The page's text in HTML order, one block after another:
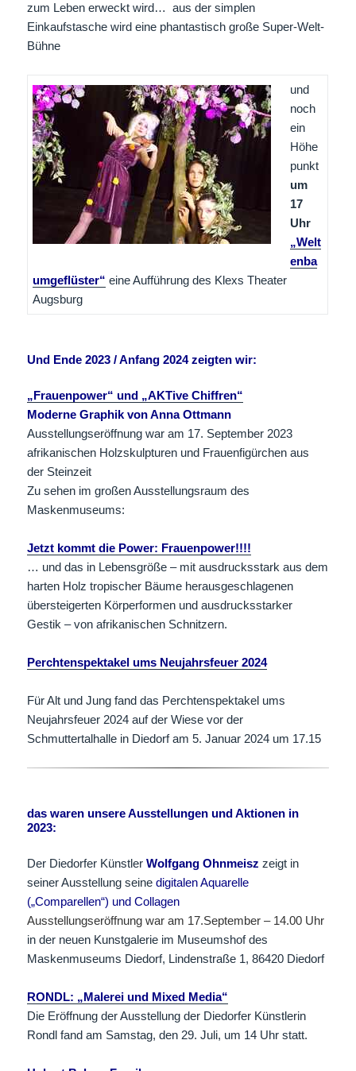
zum Leben erweckt wird… aus der simplen
Einkaufstasche wird eine phantastisch große Super-Welt-
Bühne
und
noch
ein
Höhe
punkt
um
17
Uhr
„Welt
enba
umgeflüster“ eine Aufführung des Klexs Theater
Augsburg
Und Ende 2023 / Anfang 2024 zeigten wir:
„Frauenpower“ und „AKTive Chiffren“
Moderne Graphik von Anna Ottmann
Ausstellungseröffnung war am 17. September 2023
afrikanischen Holzskulpturen und Frauenfigürchen aus
der Steinzeit
Zu sehen im großen Ausstellungsraum des
Maskenmuseums:
Jetzt kommt die Power: Frauenpower!!!!
… und das in Lebensgröße – mit ausdrucksstark aus dem
harten Holz tropischer Bäume herausgeschlagenen
übersteigerten Körperformen und ausdrucksstarker
Gestik – von afrikanischen Schnitzern.
Perchtenspektakel ums Neujahrsfeuer 2024
Für Alt und Jung fand das Perchtenspektakel ums
Neujahrsfeuer 2024 auf der Wiese vor der
Schmuttertalhalle in Diedorf am 5. Januar 2024 um 17.15
das waren unsere Ausstellungen und Aktionen in
2023:
Der Diedorfer KünstlerWolfgang Ohnmeisz zeigt in
seiner Ausstellung seinedigitalen Aquarelle
(„Comparellen“) und Collagen
Ausstellungseröffnung war am 17.September – 14.00 Uhr
in der neuen Kunstgalerie im Museumshof des
Maskenmuseums Diedorf, Lindenstraße 1, 86420 Diedorf
RONDL: „Malerei und Mixed Media“
Die Eröffnung der Ausstellung der Diedorfer Künstlerin
Rondl fand am Samstag, den 29. Juli, um 14 Uhr statt.